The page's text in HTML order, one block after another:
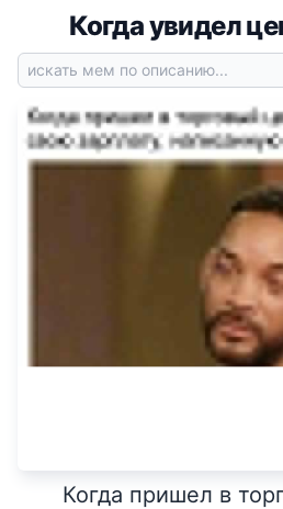
Когда увидел
Когда пришел в